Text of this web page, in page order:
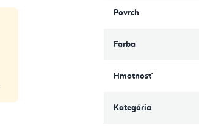
Povrch
Farba
Hmotnosť
Kategória